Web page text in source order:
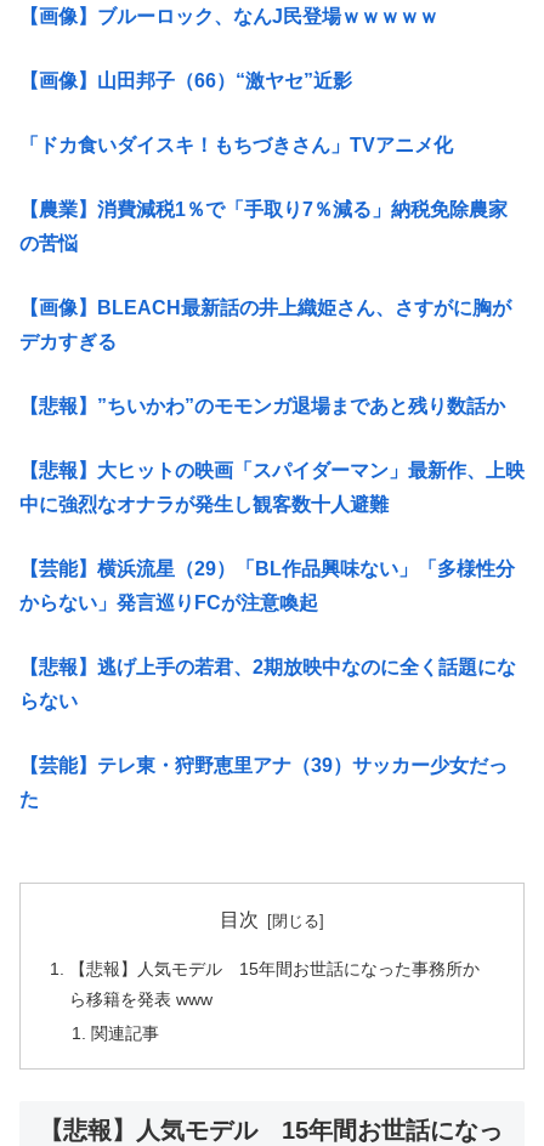
【画像】ブルーロック、なんJ民登場ｗｗｗｗｗ
【画像】山田邦子（66）“激ヤセ”近影
「ドカ食いダイスキ！もちづきさん」TVアニメ化
【農業】消費減税1％で「手取り7％減る」納税免除農家
の苦悩
【画像】BLEACH最新話の井上織姫さん、さすがに胸が
デカすぎる
【悲報】”ちいかわ”のモモンガ退場まであと残り数話か
【悲報】大ヒットの映画「スパイダーマン」最新作、上映
中に強烈なオナラが発生し観客数十人避難
【芸能】横浜流星（29）「BL作品興味ない」「多様性分
からない」発言巡りFCが注意喚起
【悲報】逃げ上手の若君、2期放映中なのに全く話題にな
らない
【芸能】テレ東・狩野恵里アナ（39）サッカー少女だっ
た
目次
【悲報】人気モデル 15年間お世話になった事務所か
ら移籍を発表 www
関連記事
【悲報】人気モデル 15年間お世話になっ